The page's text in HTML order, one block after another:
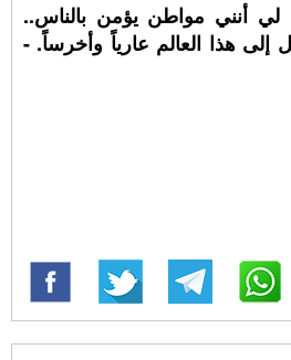
لي أنني مواطن يؤمن بالناس..
إلى هذا العالم عارياً وأخرساً. -